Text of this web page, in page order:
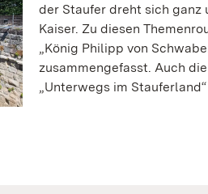
der Staufer dreht sich ganz
Kaiser. Zu diesen
„König Philipp von
zusammenge­fasst. Auch
„Unterwegs im